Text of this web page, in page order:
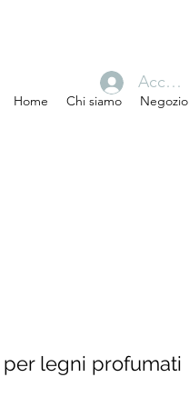
Home Chi siamo Negozio
Accedi
per legni profumati